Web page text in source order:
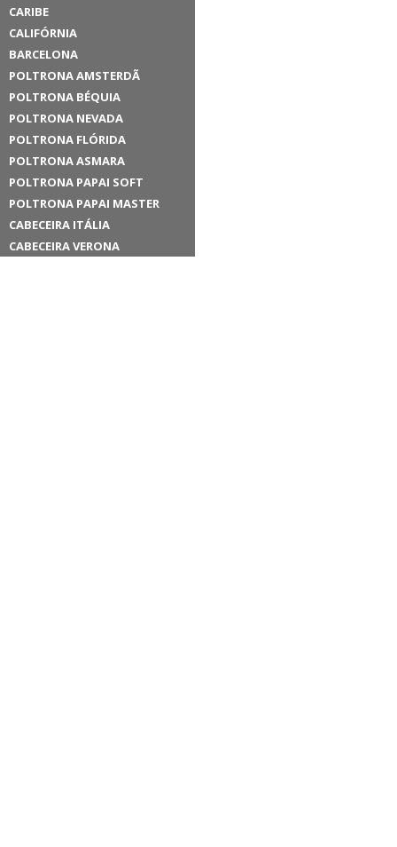
CARIBE
CALIFÓRNIA
BARCELONA
POLTRONA AMSTERDÃ
POLTRONA BÉQUIA
POLTRONA NEVADA
POLTRONA FLÓRIDA
POLTRONA ASMARA
POLTRONA PAPAI SOFT
POLTRONA PAPAI MASTER
CABECEIRA ITÁLIA
CABECEIRA VERONA